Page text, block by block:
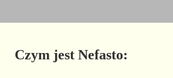
Czym jest Nefasto: